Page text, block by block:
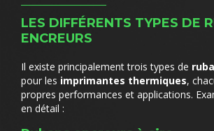
LES DIFFÉRENTS TYPES DE
ENCREURS
Il existe principalement trois types de
pour les imprimantes thermiques,
propres performances et applications.
en détail :